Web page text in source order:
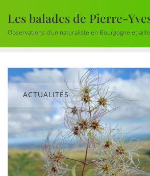
content
Les balades de Pierre-
Observations d'un naturaliste en Bourgogne et
ACTUALITÉS